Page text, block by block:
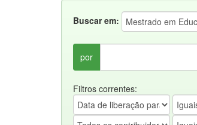
Buscar em:
por
Filtros correntes: